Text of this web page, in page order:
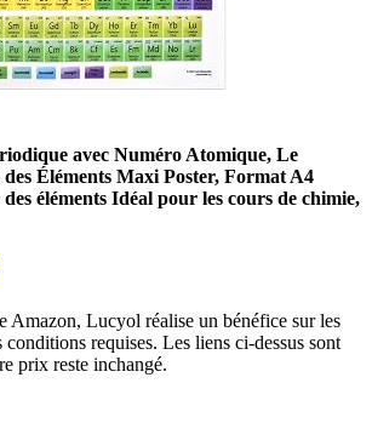
avec Numéro Atomique, Le
Éléments Maxi Poster, Format A4
éléments Idéal pour les cours de chimie,
Amazon, Lucyol réalise un bénéfice sur les
conditions requises. Les liens ci-dessus sont
prix reste inchangé.